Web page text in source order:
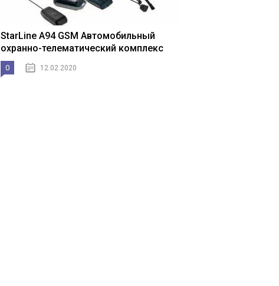
StarLine A94 GSM Автомобильный
охранно-телематический комплекс
0 12.02.2020